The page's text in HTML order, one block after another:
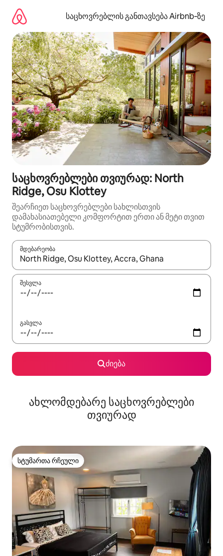
გადასვლა
საცხოვრებლის განთავსება Airbnb‑ზე
საცხოვრებლები თვიურად: North
Ridge, Osu Klottey
შეარჩიეთ საცხოვრებლები სახლისთვის
დამახასიათებელი კომფორტით ერთი ან მეტი თვით
სტუმრობისთვის.
მდებარეობა
როცა შედეგები ხელმისაწვდომი გახდება, ნავიგაციისთვის
შესვლა
გასვლა
ძიება
ახლომდებარე საცხოვრებლები
თვიურად
სტუმართა რჩეული
სტუმართა რჩეული